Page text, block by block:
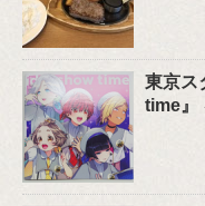
東京ス
time』